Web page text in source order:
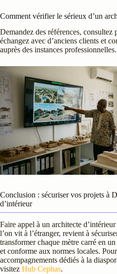
Comment vérifier le sérieux d’un
Demandez des références, consultez
échangez avec d’anciens clients et
auprès des instances professionnelles.
Conclusion : sécuriser vos projets à
d’intérieur
Faire appel à un architecte
l’on vit à l’étranger, revient à
transformer chaque mètre carré en
et conforme aux normes locales.
accompagnements dédiés à la
visitez Hub Cephas.